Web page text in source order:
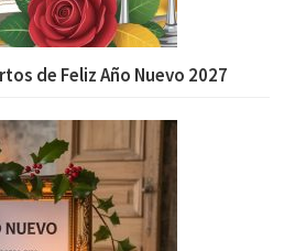
de Feliz Año Nuevo 2027